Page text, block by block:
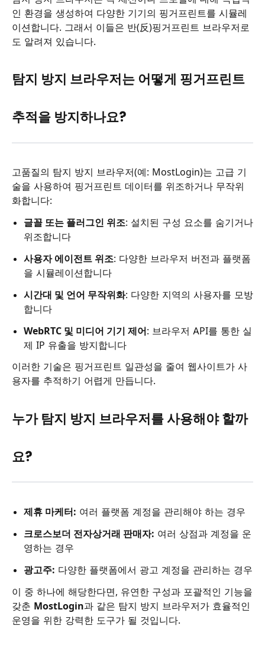
인 환경을 생성하여 다양한 기기의 핑거프린트를 시뮬레
이션합니다. 그래서 이들은 반(反)핑거프린트 브라우저로
도 알려져 있습니다.
탐지 방지 브라우저는 어떻게 핑거프린트
추적을 방지하나요?
고품질의 탐지 방지 브라우저(예: MostLogin)는 고급 기
술을 사용하여 핑거프린트 데이터를 위조하거나 무작위
화합니다:
글꼴 또는 플러그인 위조: 설치된 구성 요소를 숨기거나
위조합니다
사용자 에이전트 위조: 다양한 브라우저 버전과 플랫폼
을 시뮬레이션합니다
시간대 및 언어 무작위화: 다양한 지역의 사용자를 모방
합니다
WebRTC 및 미디어 기기 제어: 브라우저 API를 통한 실
제 IP 유출을 방지합니다
이러한 기술은 핑거프린트 일관성을 줄여 웹사이트가 사
용자를 추적하기 어렵게 만듭니다.
누가 탐지 방지 브라우저를 사용해야 할까
요?
제휴 마케터: 여러 플랫폼 계정을 관리해야 하는 경우
크로스보더 전자상거래 판매자: 여러 상점과 계정을 운
영하는 경우
광고주: 다양한 플랫폼에서 광고 계정을 관리하는 경우
이 중 하나에 해당한다면, 유연한 구성과 포괄적인 기능을
갖춘 MostLogin과 같은 탐지 방지 브라우저가 효율적인
운영을 위한 강력한 도구가 될 것입니다.